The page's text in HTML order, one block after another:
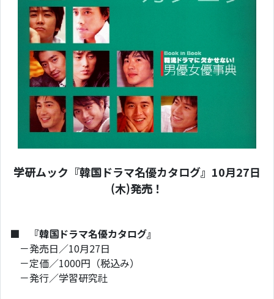
学研ムック『韓国ドラマ名優カタログ』10月27日
(木)発売！
■ 『韓国ドラマ名優カタログ』
－発売日／10月27日
－定価／1000円（税込み）
－発行／学習研究社